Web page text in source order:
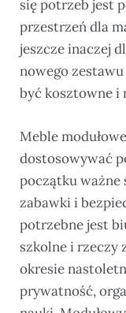
się potrzeb jest
przestrzeń dla
jeszcze inaczej
nowego
być kosztowne i
Meble
dostosowywać
początku ważne
zabawki i
potrzebne jest
szkolne i rzeczy
okresie
prywatność,